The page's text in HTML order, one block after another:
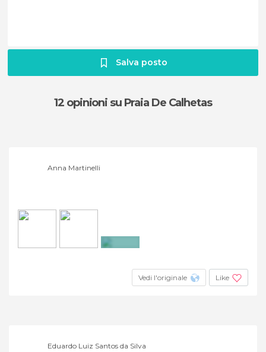
Salva posto
12 opinioni su Praia De Calhetas
Anna Martinelli
Vedi l'originale Like
Eduardo Luiz Santos da Silva